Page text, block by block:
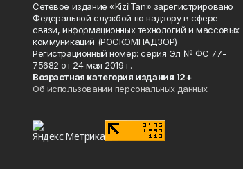
Сетевое издание «KizilTan» зарегистрировано
Федеральной службой по надзору в сфере
связи, информационных технологий и массовых
коммуникаций (РОСКОМНАДЗОР)
Регистрационный номер: серия Эл № ФС 77-
75682 от 24 мая 2019 г.
Возрастная категория издания 12+
Об использовании персональных данных